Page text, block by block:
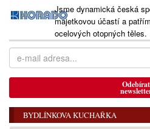
Jsme dynamická česká
majetkovou účastí a
ocelových otopných těles.
Odebírat
BYDLÍNKOVA KUCHAŘKA